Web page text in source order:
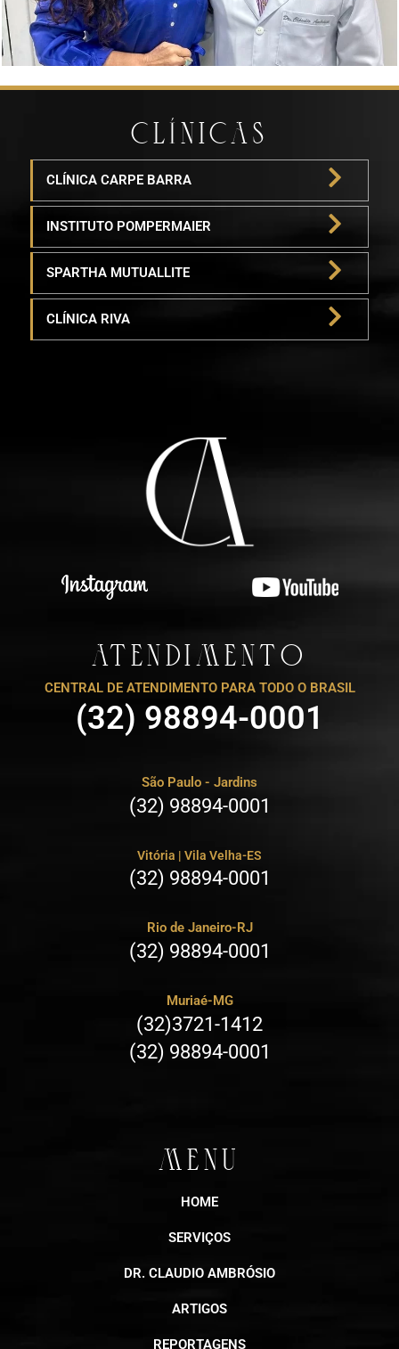
CLÍNICAS
CLÍNICA CARPE BARRA
INSTITUTO POMPERMAIER
SPARTHA MUTUALLITE
CLÍNICA RIVA
ATENDIMENTO
CENTRAL DE ATENDIMENTO PARA TODO O BRASIL
(32) 98894-0001
São Paulo - Jardins
(32) 98894-0001
Vitória | Vila Velha-ES
(32) 98894-0001
Rio de Janeiro-RJ
(32) 98894-0001
Muriaé-MG
(32)3721-1412
(32) 98894-0001
MENU
HOME
SERVIÇOS
DR. CLAUDIO AMBRÓSIO
ARTIGOS
REPORTAGENS